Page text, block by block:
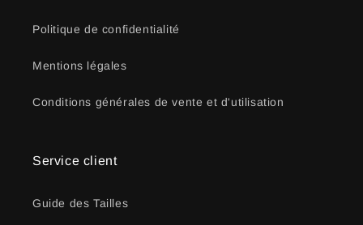
Politique de confidentialité
Mentions légales
Conditions générales de vente et d'utilisation
Service client
Guide des Tailles